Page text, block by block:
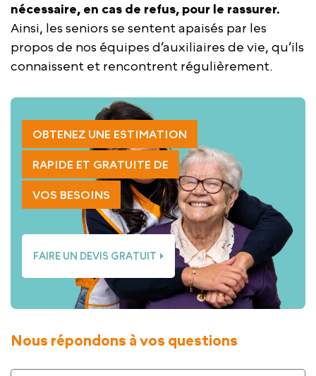
nécessaire, en cas de refus, pour le rassurer.
Ainsi, les seniors se sentent apaisés par les
propos de nos équipes d’auxiliaires de vie, qu’ils
connaissent et rencontrent régulièrement.
OBTENEZ UNE ESTIMATION
RAPIDE ET GRATUITE DE
VOS BESOINS
FAIRE UN DEVIS GRATUIT
Nous répondons à vos questions